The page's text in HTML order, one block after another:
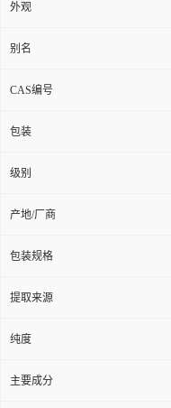
外观
别名
CAS编号
包装
级别
产地/厂商
包装规格
提取来源
纯度
主要成分